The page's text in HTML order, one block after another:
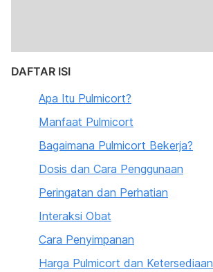
DAFTAR ISI
Apa Itu Pulmicort?
Manfaat Pulmicort
Bagaimana Pulmicort Bekerja?
Dosis dan Cara Penggunaan
Peringatan dan Perhatian
Interaksi Obat
Cara Penyimpanan
Harga Pulmicort dan Ketersediaan